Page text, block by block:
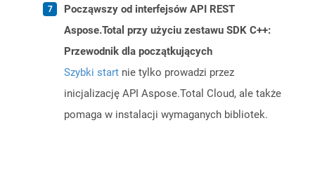
Począwszy od interfejsów API REST
Aspose.Total przy użyciu zestawu SDK C++:
Przewodnik dla początkujących
Szybki start nie tylko prowadzi przez
inicjalizację API Aspose.Total Cloud, ale także
pomaga w instalacji wymaganych bibliotek.